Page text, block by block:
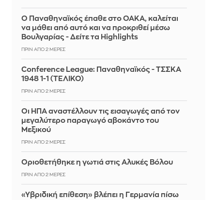
Ο Παναθηναϊκός έπαθε στο ΟΑΚΑ, καλείται
να μάθει από αυτό και να προκριθεί μέσω
Βουλγαρίας - Δείτε τα Highlights
ΠΡΙΝ ΑΠΌ 2 ΜΈΡΕΣ
Conference League: Παναθηναϊκός - ΤΣΣΚΑ
1948 1-1 (ΤΕΛΙΚΟ)
ΠΡΙΝ ΑΠΌ 2 ΜΈΡΕΣ
Οι ΗΠΑ αναστέλλουν τις εισαγωγές από τον
μεγαλύτερο παραγωγό αβοκάντο του
Μεξικού
ΠΡΙΝ ΑΠΌ 2 ΜΈΡΕΣ
Οριοθετήθηκε η γωτιά στις Αλυκές Βόλου
ΠΡΙΝ ΑΠΌ 2 ΜΈΡΕΣ
«Υβριδική επίθεση» βλέπει η Γερμανία πίσω